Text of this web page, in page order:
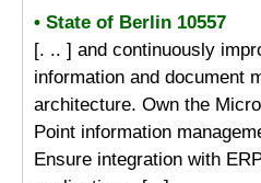
• State of Berlin 10557
[. .. ] and continuously
information and document
architecture. Own the
Point information
Ensure integration with